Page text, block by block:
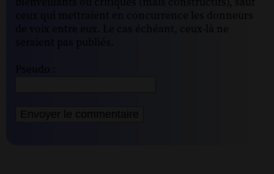
bienveillants ou critiques (mais constructifs), sauf
ceux qui mettraient en concurrence les donneurs
de voix entre eux. Le cas échéant, ceux-là ne
seraient pas publiés.
Pseudo :